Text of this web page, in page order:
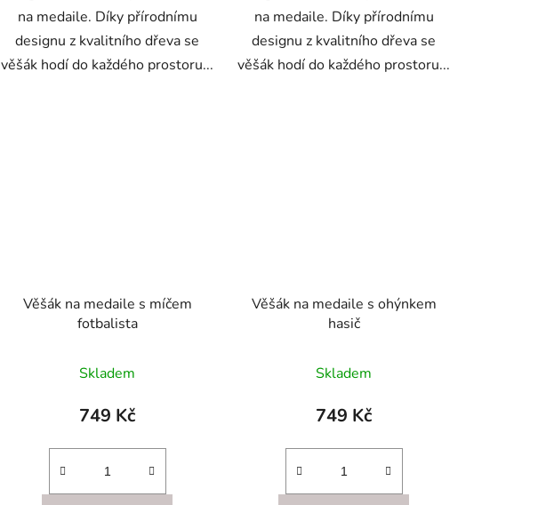
na medaile. Díky přírodnímu
designu z kvalitního dřeva se
věšák hodí do každého prostoru...
na medaile. Díky přírodnímu
designu z kvalitního dřeva se
věšák hodí do každého prostoru...
Věšák na medaile s míčem
fotbalista
Skladem
749 Kč
Věšák na medaile s ohýnkem
hasič
Skladem
749 Kč